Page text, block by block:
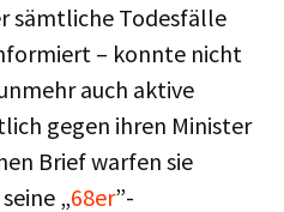
sämtliche Todesfälle
– konnte nicht
auch aktive
gegen ihren Minister
Brief warfen sie
„68er”-